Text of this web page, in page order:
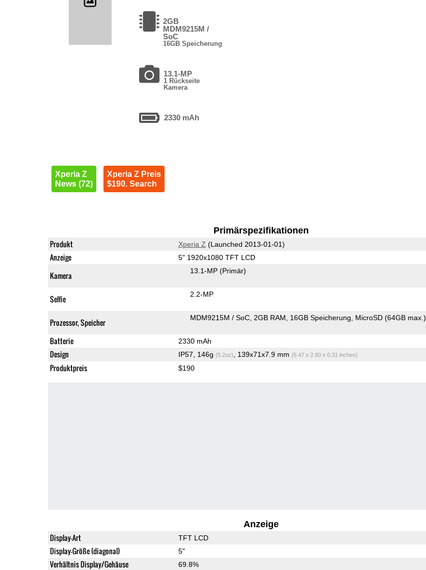
2GB
MDM9215M /
SoC
16GB Speicherung
13.1-MP
1 Rückseite
Kamera
2330 mAh
Xperia Z
News (72)
Xperia Z Preis
$190. Search
Primärspezifikationen
Produkt Xperia Z (Launched 2013-01-01)
Anzeige 5" 1920x1080 TFT LCD
Kamera 13.1-MP (Primär)
Selfie 2.2-MP
Prozessor, Speicher MDM9215M / SoC 2GB RAM 16GB Speicherung MicroSD (64GB max.)
Batterie 2330 mAh
Design IP57, 146g (5.2oz) , 139x71x7.9 mm (5.47 x 2.80 x 0.31 inches)
Produktpreis $190
Anzeige
Display-Art TFT LCD
Display-Größe (diagonal) 5"
Verhältnis Display/Gehäuse 69.8%